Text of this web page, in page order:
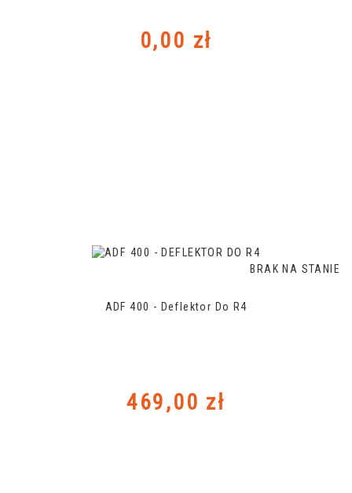
Cena
0,00 zł
BRAK NA STANIE
ADF 400 - Deflektor Do R4
Cena
469,00 zł